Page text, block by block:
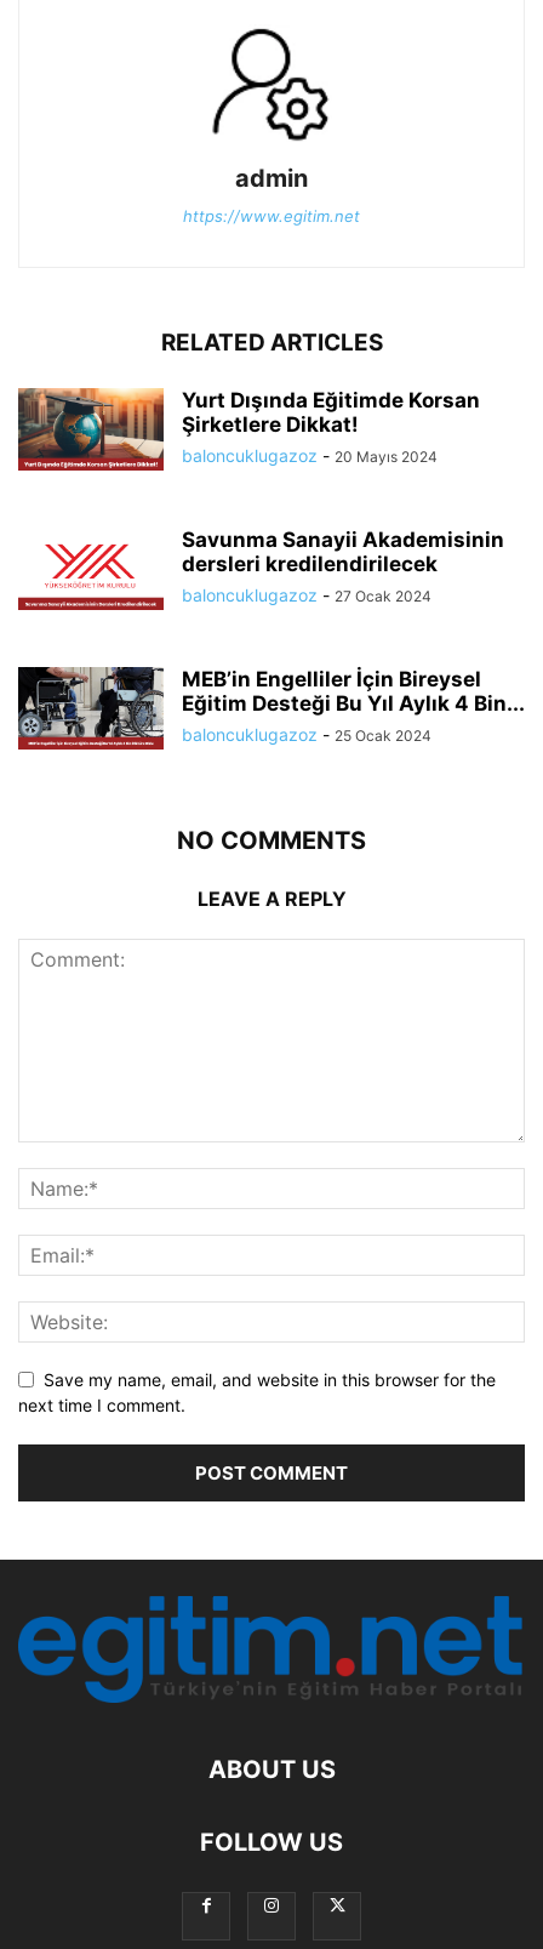
admin
https://www.egitim.net
RELATED ARTICLES
Yurt Dışında Eğitimde Korsan
Şirketlere Dikkat!
baloncuklugazoz - 20 Mayıs 2024
Savunma Sanayii Akademisinin
dersleri kredilendirilecek
baloncuklugazoz - 27 Ocak 2024
MEB’in Engelliler İçin Bireysel
Eğitim Desteği Bu Yıl Aylık 4 Bin...
baloncuklugazoz - 25 Ocak 2024
NO COMMENTS
LEAVE A REPLY
Save my name, email, and website in this browser for the
next time I comment.
ABOUT US
FOLLOW US